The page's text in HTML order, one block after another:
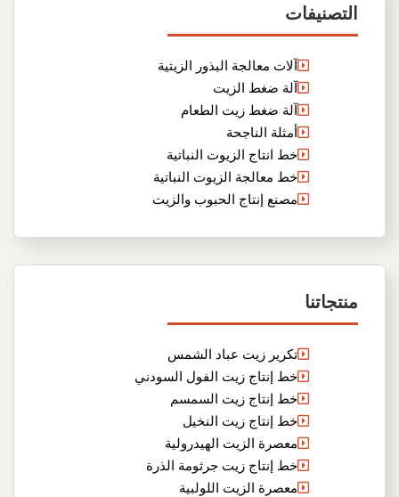
التصنيفات
آلات معالجة البذور الزيتية
آلة ضغط الزيت
آلة ضغط زيت الطعام
أمثلة الناجحة
خط انتاج الزيوت النباتية
خط معالجة الزيوت النباتية
مصنع إنتاج الحبوب والزيت
منتجاتنا
تكرير زيت عباد الشمس
خط إنتاج زيت الفول السودني
خط إنتاج زيت السمسم
خط إنتاج زيت النخيل
معصرة الزيت الهيدرولية
خط إنتاج زيت جرثومة الذرة
معصرة الزيت اللولبية